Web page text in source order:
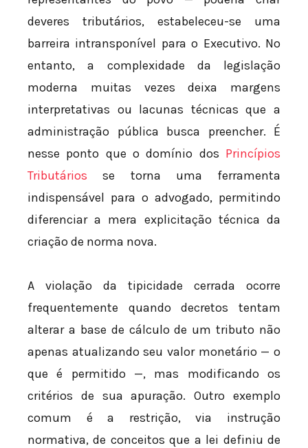
deveres tributários, estabeleceu-se uma
barreira intransponível para o Executivo. No
entanto, a complexidade da legislação
moderna muitas vezes deixa margens
interpretativas ou lacunas técnicas que a
administração pública busca preencher. É
nesse ponto que o domínio dos Princípios
Tributários se torna uma ferramenta
indispensável para o advogado, permitindo
diferenciar a mera explicitação técnica da
criação de norma nova.
A violação da tipicidade cerrada ocorre
frequentemente quando decretos tentam
alterar a base de cálculo de um tributo não
apenas atualizando seu valor monetário — o
que é permitido —, mas modificando os
critérios de sua apuração. Outro exemplo
comum é a restrição, via instrução
normativa, de conceitos que a lei definiu de